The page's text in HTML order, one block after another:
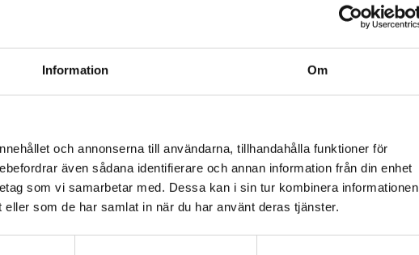
Information Om
och annonserna till användarna, tillhandahålla funktioner för
även sådana identifierare och annan information från din enhet
som vi samarbetar med. Dessa kan i sin tur kombinera informationen
som de har samlat in när du har använt deras tjänster.
fraktregion
du besöker studentlitteratur.se via en
Vi erbjuder inte leveranser utanför
slutföra ett köp måste
vara i Sverige.Läs mer